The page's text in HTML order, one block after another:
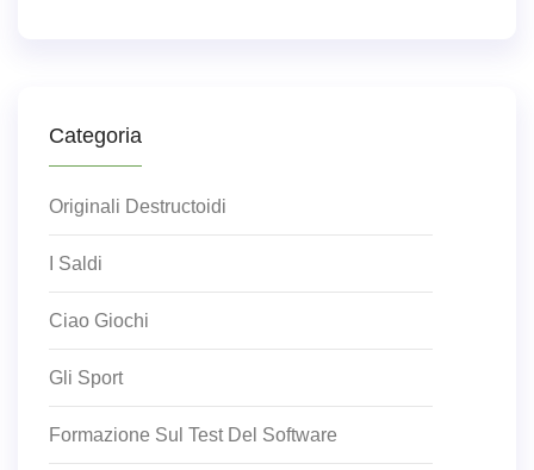
Categoria
Originali Destructoidi
I Saldi
Ciao Giochi
Gli Sport
Formazione Sul Test Del Software